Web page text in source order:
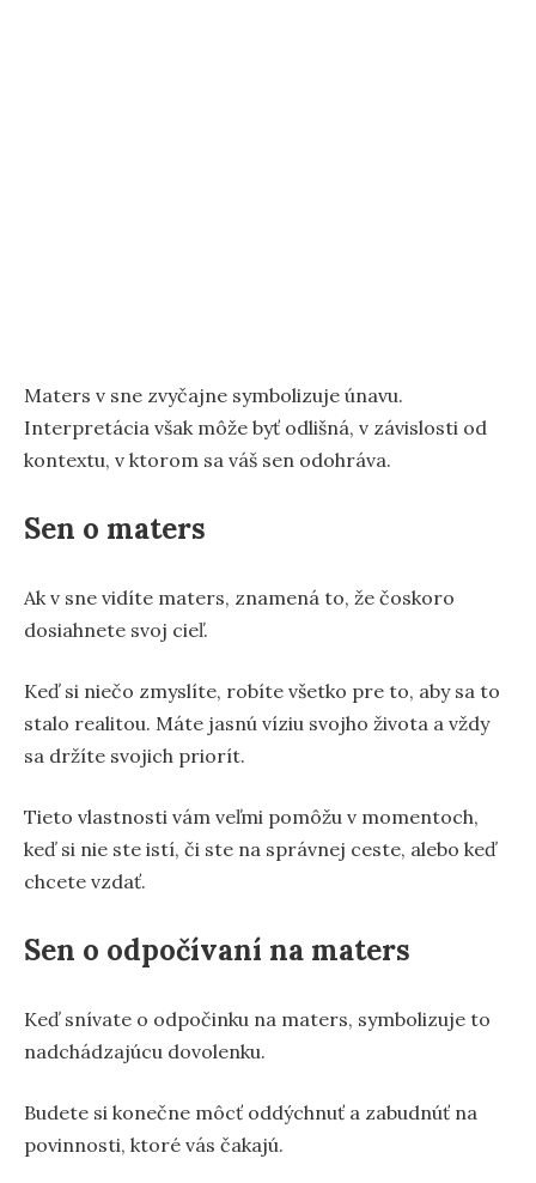
Maters v sne zvyčajne symbolizuje únavu.
Interpretácia však môže byť odlišná, v závislosti od
kontextu, v ktorom sa váš sen odohráva.
Sen o maters
Ak v sne vidíte maters, znamená to, že čoskoro
dosiahnete svoj cieľ.
Keď si niečo zmyslíte, robíte všetko pre to, aby sa to
stalo realitou. Máte jasnú víziu svojho života a vždy
sa držíte svojich priorít.
Tieto vlastnosti vám veľmi pomôžu v momentoch,
keď si nie ste istí, či ste na správnej ceste, alebo keď
chcete vzdať.
Sen o odpočívaní na maters
Keď snívate o odpočinku na maters, symbolizuje to
nadchádzajúcu dovolenku.
Budete si konečne môcť oddýchnuť a zabudnúť na
povinnosti, ktoré vás čakajú.